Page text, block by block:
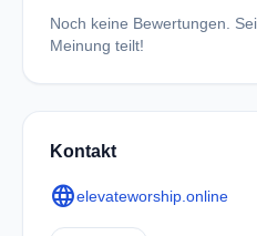
Noch keine Bewertungen.
Meinung teilt!
Kontakt
languageelevateworship.online